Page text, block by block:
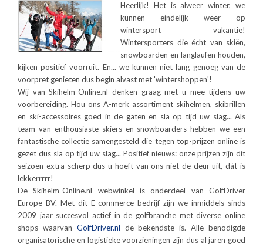
Heerlijk! Het is alweer winter, we
kunnen eindelijk weer op
wintersport vakantie!
Wintersporters die écht van skiën,
snowboarden en langlaufen houden,
kijken positief voorruit. En... we kunnen niet lang genoeg van de
voorpret genieten dus begin alvast met 'wintershoppen'!
Wij van Skihelm-Online.nl denken graag met u mee tijdens uw
voorbereiding. Hou ons A-merk assortiment skihelmen, skibrillen
en ski-accessoires goed in de gaten en sla op tijd uw slag... Als
team van enthousiaste skiërs en snowboarders hebben we een
fantastische collectie samengesteld die tegen top-prijzen online is
gezet dus sla op tijd uw slag... Positief nieuws: onze prijzen zijn dit
seizoen extra scherp dus u hoeft van ons niet de deur uit, dát is
lekkerrrrr!
De Skihelm-Online.nl webwinkel is onderdeel van GolfDriver
Europe BV. Met dit E-commerce bedrijf zijn we inmiddels sinds
2009 jaar succesvol actief in de golfbranche met diverse online
shops waarvan GolfDriver.nl de bekendste is. Alle benodigde
organisatorische en logistieke voorzieningen zijn dus al jaren goed